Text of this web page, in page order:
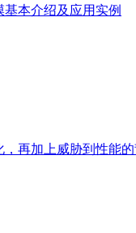
本介绍及应用实例
，再加上威胁到性能